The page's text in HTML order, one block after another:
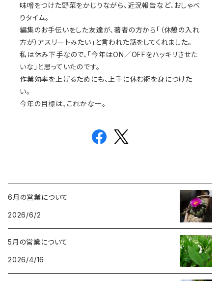
味噌をつけた野菜をかじりながら、近況報告など、おしゃべ
りタイム。
編集のお手伝いをした友達が、著者の方から「（休憩の入れ
方が）アスリートみたい」と言われた話をしてくれました。
私は休み下手なので、「今年はON／OFFをハッキリさせた
いな」と思っていたのです。
作業効率を上げるためにも、上手に休む術を身につけた
い。
今年の目標は、これかなー。
6月の営業について
2026/6/2
5月の営業について
2026/4/16